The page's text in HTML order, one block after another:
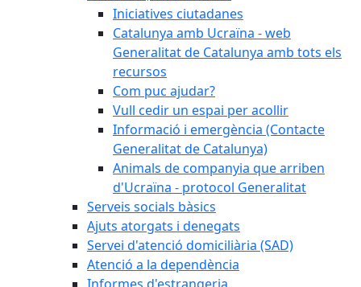
Iniciatives ciutadanes
Catalunya amb Ucraïna - web
Generalitat de Catalunya amb tots els
recursos
Com puc ajudar?
Vull cedir un espai per acollir
Informació i emergència (Contacte
Generalitat de Catalunya)
Animals de companyia que arriben
d'Ucraïna - protocol Generalitat
Serveis socials bàsics
Ajuts atorgats i denegats
Servei d'atenció domiciliària (SAD)
Atenció a la dependència